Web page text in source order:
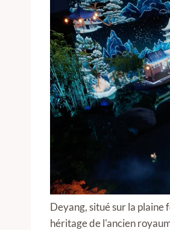
Deyang, situé sur la
héritage de l'ancien